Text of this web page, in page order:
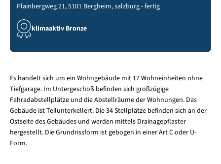
Plainbergweg 21, 5101 Bergheim, salzburg - fertig
klimaaktiv Bronze
Es handelt sich um ein Wohngebäude mit 17 Wohneinheiten ohne
Tiefgarage. Im Untergeschoß befinden sich großzügige
Fahradabstellplätze und die Abstellräume der Wohnungen. Das
Gebäude ist Teilunterkellert. Die 34 Stellplätze befinden sich an der
Ostseite des Gebäudes und werden mittels Drainagepflaster
hergestellt. Die Grundrissform ist gebogen in einer Art C oder U-
Form.